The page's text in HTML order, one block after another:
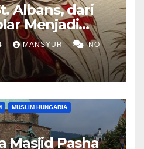
Albans, dari
Menjadi
MANSYUR NO
MUSLIM HUNGARIA
Masjid Pasha